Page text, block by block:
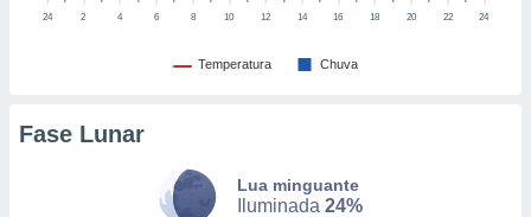
ou opor-
Temperatura Chuva
24 2 4 6 8 10 12 14 16 18 20 22 24
Fase Lunar
Lua minguante
Iluminada 24%